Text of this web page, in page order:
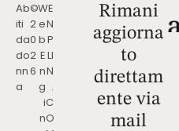
Ab
iti
da
do
nn
a
©
2
0
2
6
W
e
b
E
n
g
i
n
E
N
P
LI
N
.
C
O
Rimani
aggiorna
to
direttam
ente via
mail